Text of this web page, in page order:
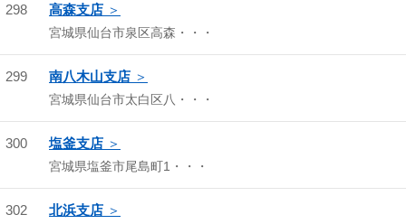
298 高森支店
宮城県仙台市泉区高森・・・
299 南八木山支店
宮城県仙台市太白区八・・・
300 塩釜支店
宮城県塩釜市尾島町1・・・
302 北浜支店